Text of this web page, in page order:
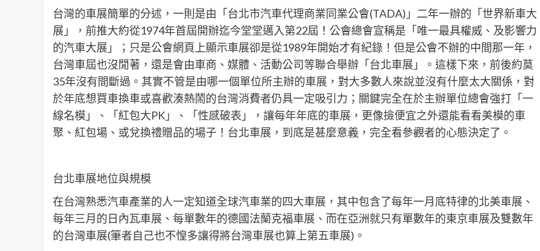
台灣的車展簡單的分述，一則是由「台北市汽車代理商業同業公會(TADA)」二年一辦的「世界新車大
展」，前推大約從1974年首屆開辦迄今堂堂邁入第22屆！公會總會宣稱是「唯一最具權威、及影響力
的汽車大展」；只是公會網頁上顯示車展卻是從1989年開始才有紀錄！但是公會不辦的中間那一年，
台灣車屆也沒閒著，還是會由車商、媒體、活動公司等聯合舉辦「台北車展」。這樣下來，前後約莫
35年沒有間斷過。其實不管是由哪一個單位所主辦的車展，對大多數人來說並沒有什麼太大關係，對
於年底想買車換車或喜歡湊熱鬧的台灣消費者仍具一定吸引力；關鍵完全在於主辦單位總會強打「一
線名模」、「紅包大PK」、「性感破表」，讓每年年底的車展，更像撿便宜之外還能看看美模的車
聚、紅包場、或兌換禮贈品的場子！台北車展，到底是甚麼意義，完全看參觀者的心態決定了。
台北車展地位與規模
在台灣熟悉汽車產業的人一定知道全球汽車業的四大車展，其中包含了每年一月底特律的北美車展、
每年三月的日內瓦車展、每單數年的德國法蘭克福車展、而在亞洲就只有單數年的東京車展及雙數年
的台灣車展(筆者自己也不惶多讓得將台灣車展也算上第五車展)。